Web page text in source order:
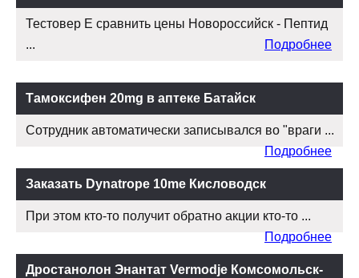
Тестовер Е сравнить цены Новороссийск - Пептид
...
Подробнее
Тамоксифен 20mg в аптеке Батайск
Сотрудник автоматически записывался во "враги ...
Подробнее
Заказать Dynatrope 10me Кисловодск
При этом кто-то получит обратно акции кто-то ...
Подробнее
Дростанолон Энантат Vermodje Комсомольск-